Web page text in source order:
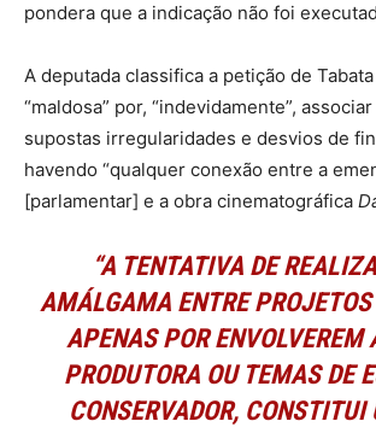
pondera que a indicação não foi
A deputada classifica a petição de
“maldosa” por, “indevidamente”,
supostas irregularidades e desvios de
havendo “qualquer conexão entre a
[parlamentar] e a obra cinematográfica
“A TENTATIVA DE
AMÁLGAMA ENTRE
APENAS POR ENVOLVEREM
PRODUTORA OU TEMAS DE
CONSERVADOR, CONSTITUI